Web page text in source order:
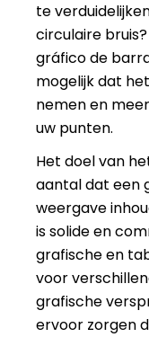
te
circulaire
gráfico de
mogelijk dat
nemen en
uw punten.
Het doel van
aantal dat een
weergave
is solide en
grafische en
voor
grafische
ervoor zorgen